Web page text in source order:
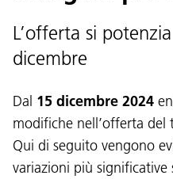
L’offerta si
dicembre
Dal 15 dicembre 2024
modifiche nell’offerta
Qui di seguito vengono
variazioni più